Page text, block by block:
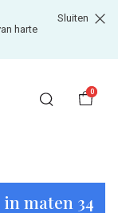
harte
Sluiten
0
maten 34